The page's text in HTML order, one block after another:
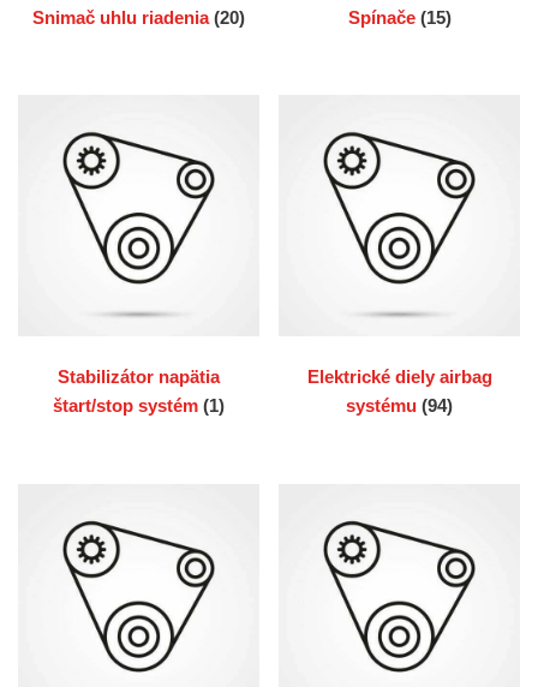
Snimač uhlu riadenia(20) Spínače (15)
Stabilizátor napätia
štart/stop systém (1)
Elektrické diely airbag
systému(94)